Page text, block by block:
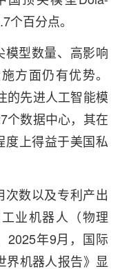
个百分点。
模型数量、高影响
方面仍有优势。
的先进人工智能模
个数据中心，其在
度上得益于美国私
数以及专利产出
业机器人（物理
2025年9月，国际
界机器人报告》显